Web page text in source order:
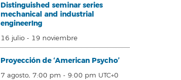
Distinguished seminar series
mechanical and industrial
engineerIng
16 julio - 19 noviembre
Proyección de ‘American Psycho’
7 agosto, 7:00 pm - 9:00 pm UTC+0